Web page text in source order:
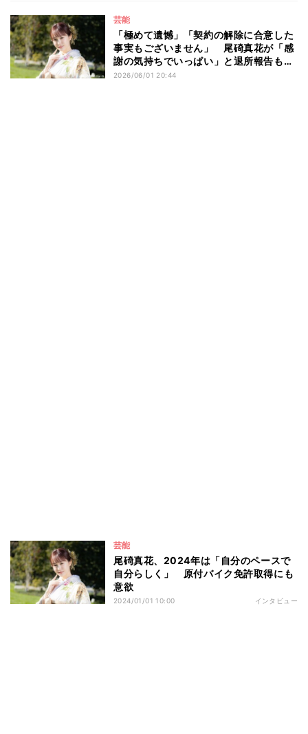
芸能
「極めて遺憾」「契約の解除に合意した
事実もございません」 尾碕真花が「感
謝の気持ちでいっぱい」と退所報告もオ
スカープロモーションが完全否定 公式
2026/06/01 20:44
芸能
尾碕真花、2024年は「自分のペースで
自分らしく」 原付バイク免許取得にも
意欲
2024/01/01 10:00 インタビュー